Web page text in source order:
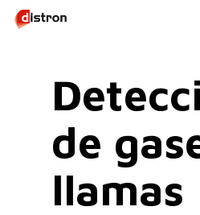
Skip
de
llamas